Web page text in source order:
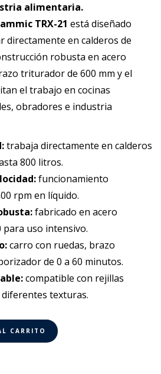
alimentaria.
TRX-21 está diseñado
directamente en calderos de
robusta en acero
triturador de 600 mm y el
el trabajo en cocinas
obradores e industria
trabaja directamente en calderos
800 litros.
funcionamiento
rpm en líquido.
fabricado en acero
para uso intensivo.
carro con ruedas, brazo
de 0 a 60 minutos.
compatible con rejillas
texturas.
CARRITO